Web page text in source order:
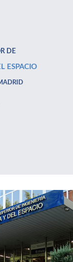
DE
ESPACIO